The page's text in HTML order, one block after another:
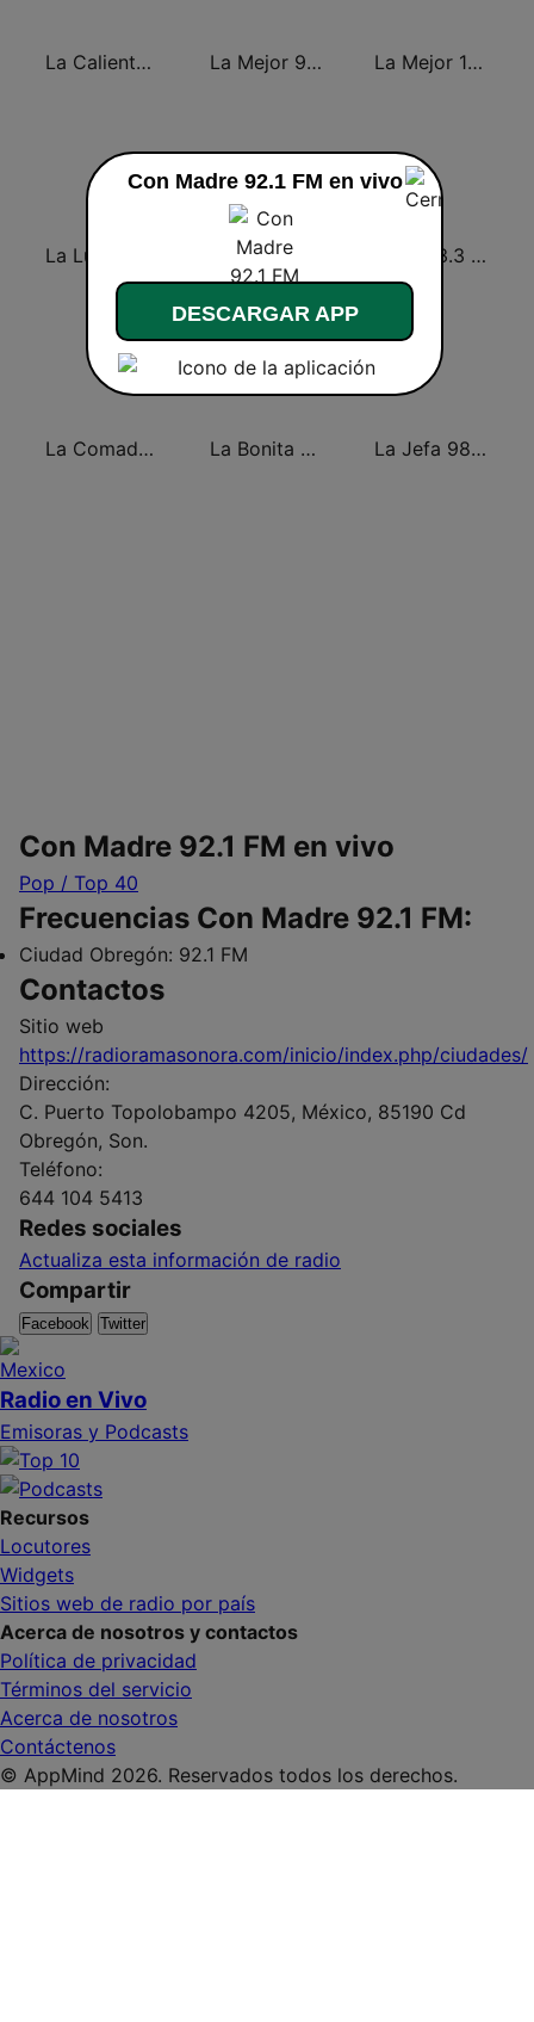
La Caliente 93.1 FM | Reynosa La Mejor 93.7 FM La Mejor 103.7 FM
Lupe 93.3 FM
La Comadre 98.5 FM La Bonita del Norte La Jefa 98.7 FM
Con Madre 92.1 FM en vivo
Pop / Top 40
Frecuencias Con Madre 92.1 FM:
Ciudad Obregón: 92.1 FM
Contactos
Sitio web
https://radioramasonora.com/inicio/index.php/ciudades/
Dirección:
C. Puerto Topolobampo 4205, México, 85190 Cd
Obregón, Son.
Teléfono:
644 104 5413
Redes sociales
Actualiza esta información de radio
Compartir
Facebook Twitter
Radio en Vivo
Emisoras y Podcasts
Recursos
Locutores
Widgets
Sitios web de radio por país
Acerca de nosotros y contactos
Política de privacidad
Términos del servicio
Acerca de nosotros
Contáctenos
© AppMind 2026. Reservados todos los derechos.
Con Madre 92.1 FM en vivo
DESCARGAR APP